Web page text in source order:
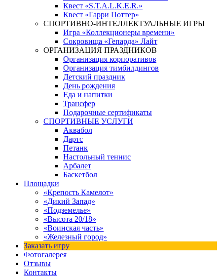
Квест «S.T.A.L.K.E.R.»
Квест «Гарри Поттер»
СПОРТИВНО-ИНТЕЛЛЕКТУАЛЬНЫЕ ИГРЫ
Игра «Коллекционеры времени»
Сокровища «Гепарда» Лайт
ОРГАНИЗАЦИЯ ПРАЗДНИКОВ
Организация корпоративов
Организация тимбилдингов
Детский праздник
День рождения
Еда и напитки
Трансфер
Подарочные сертификаты
СПОРТИВНЫЕ УСЛУГИ
Аквабол
Дартс
Петанк
Настольный теннис
Арбалет
Баскетбол
Площадки
«Крепость Камелот»
«Дикий Запад»
«Подземелье»
«Высота 20/18»
«Воинская часть»
«Железный город»
Заказать игру
Фотогалерея
Отзывы
Контакты